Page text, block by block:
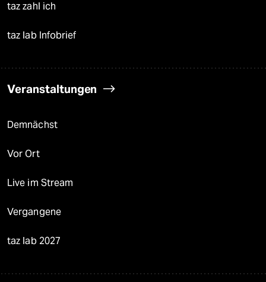
taz zahl ich
taz lab Infobrief
Veranstaltungen
Demnächst
Vor Ort
Live im Stream
Vergangene
taz lab 2027